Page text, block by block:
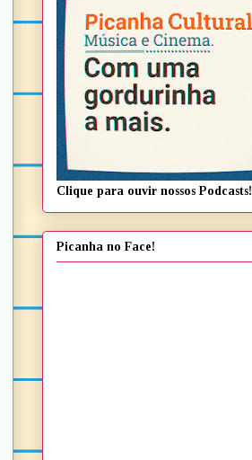
Clique para ouvir nossos Podcasts!
Picanha no Face!